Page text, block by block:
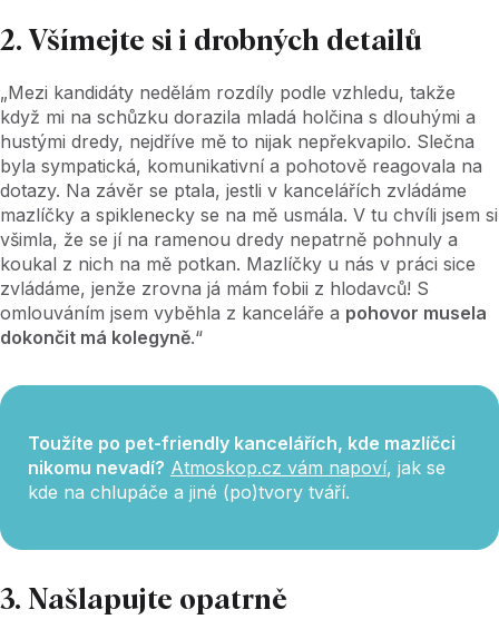
2. Všímejte si i drobných detailů
„Mezi kandidáty nedělám rozdíly podle vzhledu, takže
když mi na schůzku dorazila mladá holčina s dlouhými a
hustými dredy, nejdříve mě to nijak nepřekvapilo. Slečna
byla sympatická, komunikativní a pohotově reagovala na
dotazy. Na závěr se ptala, jestli v kancelářích zvládáme
mazlíčky a spiklenecky se na mě usmála. V tu chvíli jsem si
všimla, že se jí na ramenou dredy nepatrně pohnuly a
koukal z nich na mě potkan. Mazlíčky u nás v práci sice
zvládáme, jenže zrovna já mám fobii z hlodavců! S
omlouváním jsem vyběhla z kanceláře a pohovor musela
dokončit má kolegyně.“
Toužíte po pet-friendly kancelářích, kde mazlíčci
nikomu nevadí? Atmoskop.cz vám napoví, jak se
kde na chlupáče a jiné (po)tvory tváří.
3. Našlapujte opatrně